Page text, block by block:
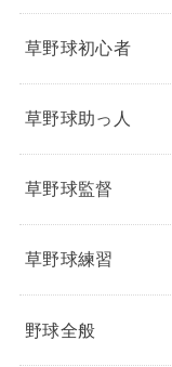
草野球初心者
草野球助っ人
草野球監督
草野球練習
野球全般